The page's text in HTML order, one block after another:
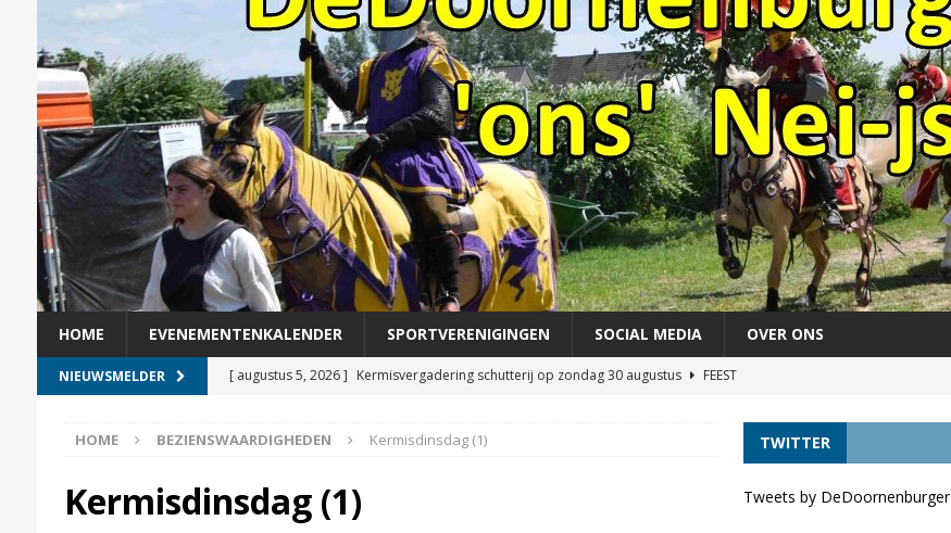
HOME EVENEMENTENKALENDER SPORTVERENIGINGEN SOCIAL MEDIA OVER ONS
NIEUWSMELDER [ augustus 5, 2026 ] Kermisvergadering schutterij op zondag 30 augustus
FEEST
[ augustus 3, 2026 ]
Helga Witjes voorgedragen als lijsttrekker VVD Provinciale verkiezingen
DORPELINGEN
[ augustus 2, 2026 ] Veer Doornenburg-Pááándere uit de vaart door lage waterstand
[ augustus 7, 2026 ]
De nachtbus is weer terug!
HOME BEZIENSWAARDIGHEDEN Kermisdinsdag (1)
Kermisdinsdag (1)
TWITTER
Tweets by DeDoornenburger